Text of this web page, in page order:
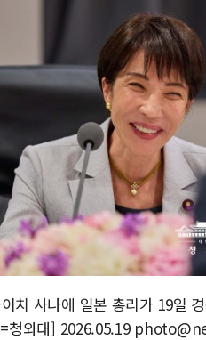
치 사나에 일본 총리가 19일
=청와대] 2026.05.19